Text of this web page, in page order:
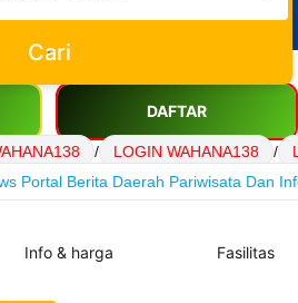
Cari
DAFTAR
/ LOGIN WAHANA138 /
Portal Berita Daerah Pariwisata Dan
Info & harga Fasilitas